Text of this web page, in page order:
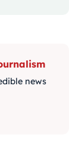
news